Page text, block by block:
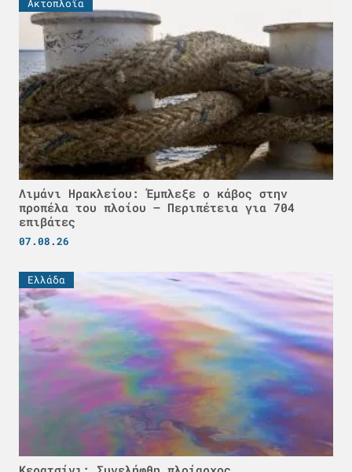
Ακτοπλοϊα
Λιμάνι Ηρακλείου: Έμπλεξε ο κάβος στην
προπέλα του πλοίου – Περιπέτεια για 704
επιβάτες
07.08.26
Ελλάδα